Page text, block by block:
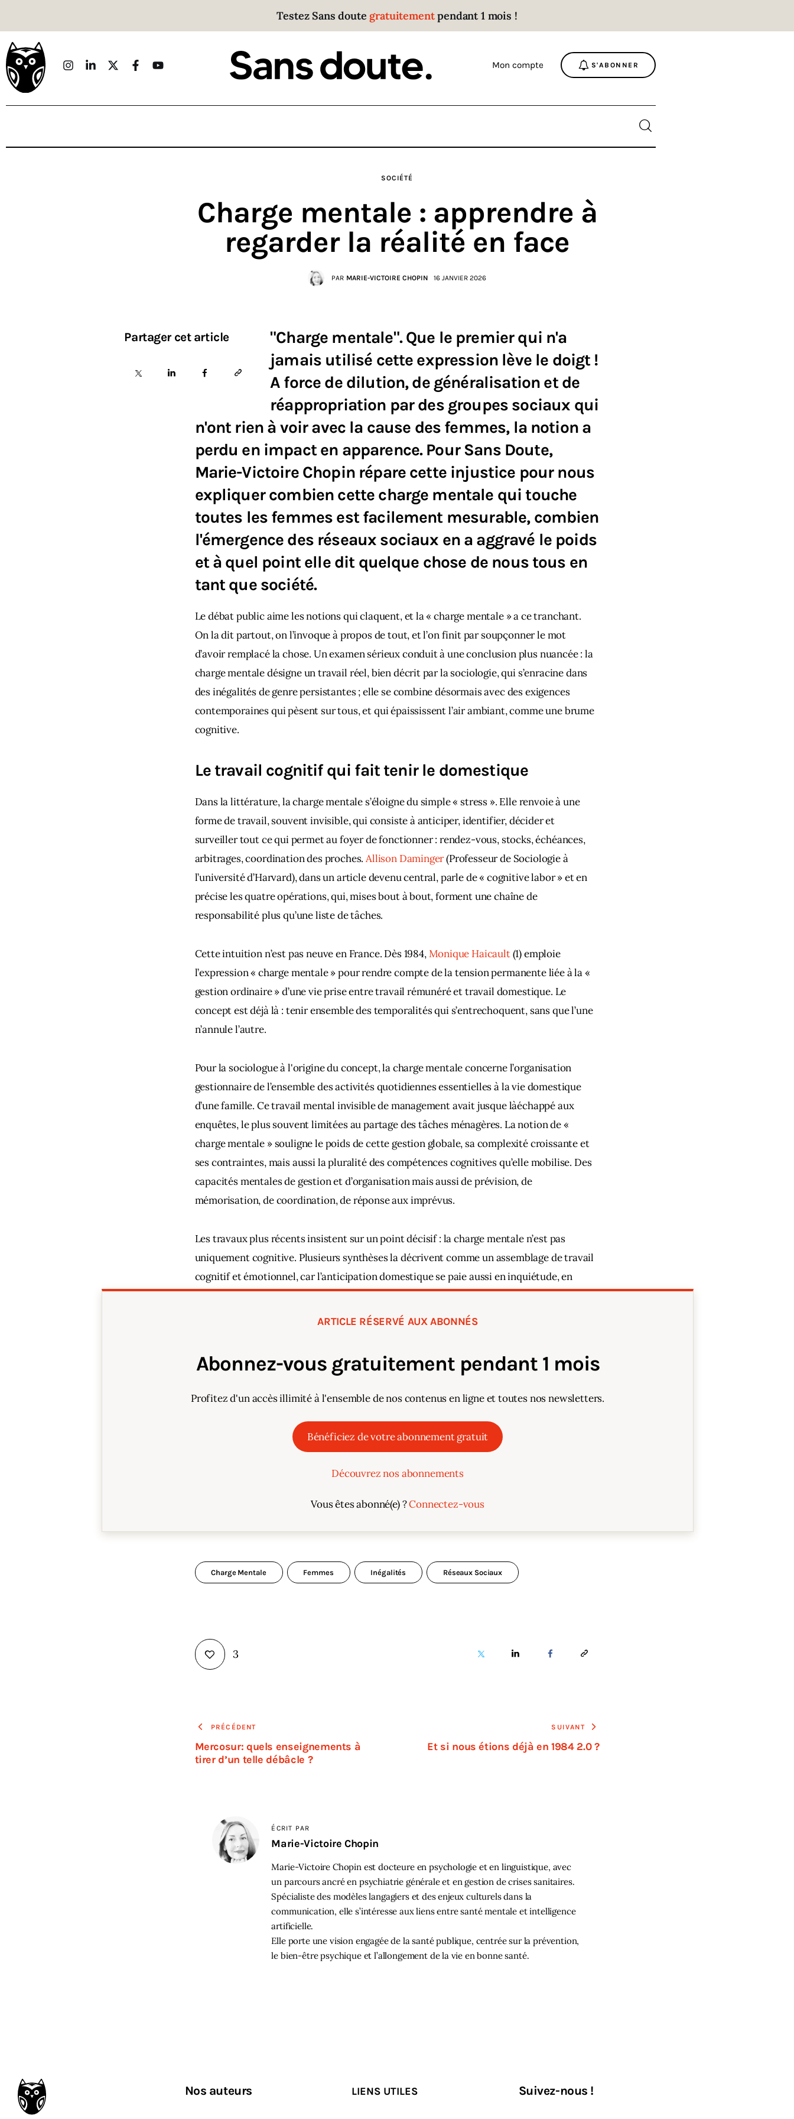
Testez Sans doute gratuitementpendant 1 mois !
Mon compte S'ABONNER
Sans doute
Parce que plus personne n’écoute les gens qui ont
des choses à dire.
Économie
Monde
SOCIÉTÉ
Charge mentale : apprendre à
regarder la réalité en face
PAR MARIE-VICTOIRE CHOPIN 16 JANVIER 2026
Partager cet article
"Charge mentale". Que le premier qui n'a
jamais utilisé cette expression lève le doigt !
A force de dilution, de généralisation et de
réappropriation par des groupes sociaux qui
n'ont rien à voir avec la cause des femmes, la notion a
perdu en impact en apparence. Pour Sans Doute,
Marie-Victoire Chopin répare cette injustice pour nous
expliquer combien cette charge mentale qui touche
toutes les femmes est facilement mesurable, combien
l'émergence des réseaux sociaux en a aggravé le poids
et à quel point elle dit quelque chose de nous tous en
tant que société.
Le débat public aime les notions qui claquent, et la « charge mentale » a ce tranchant.
On la dit partout, on l’invoque à propos de tout, et l’on finit par soupçonner le mot
d’avoir remplacé la chose. Un examen sérieux conduit à une conclusion plus nuancée : la
charge mentale désigne un travail réel, bien décrit par la sociologie, qui s’enracine dans
des inégalités de genre persistantes ; elle se combine désormais avec des exigences
contemporaines qui pèsent sur tous, et qui épaississent l’air ambiant, comme une brume
cognitive.
Le travail cognitif qui fait tenir le domestique
Dans la littérature, la charge mentale s’éloigne du simple « stress ». Elle renvoie à une
forme de travail, souvent invisible, qui consiste à anticiper, identifier, décider et
surveiller tout ce qui permet au foyer de fonctionner : rendez-vous, stocks, échéances,
arbitrages, coordination des proches. Allison Daminger (Professeur de Sociologie à
l’université d’Harvard), dans un article devenu central, parle de « cognitive labor » et en
précise les quatre opérations, qui, mises bout à bout, forment une chaîne de
responsabilité plus qu’une liste de tâches.
Cette intuition n’est pas neuve en France. Dès 1984, Monique Haicault (1) emploie
l’expression « charge mentale » pour rendre compte de la tension permanente liée à la «
gestion ordinaire » d’une vie prise entre travail rémunéré et travail domestique. Le
concept est déjà là : tenir ensemble des temporalités qui s’entrechoquent, sans que l’une
n’annule l’autre.
Pour la sociologue à l'origine du concept, la charge mentale concerne l’organisation
gestionnaire de l’ensemble des activités quotidiennes essentielles à la vie domestique
d’une famille. Ce travail mental invisible de management avait jusque làéchappé aux
enquêtes, le plus souvent limitées au partage des tâches ménagères. La notion de «
charge mentale » souligne le poids de cette gestion globale, sa complexité croissante et
ses contraintes, mais aussi la pluralité des compétences cognitives qu’elle mobilise. Des
capacités mentales de gestion et d’organisation mais aussi de prévision, de
mémorisation, de coordination, de réponse aux imprévus.
Les travaux plus récents insistent sur un point décisif : la charge mentale n’est pas
uniquement cognitive. Plusieurs synthèses la décrivent comme un assemblage de travail
cognitif et émotionnel, car l’anticipation domestique se paie aussi en inquiétude, en
responsabilité affective, en vigilance relationnelle.
ARTICLE RÉSERVÉ AUX ABONNÉS
Abonnez-vous gratuitement pendant 1 mois
Profitez d'un accès illimité à l'ensemble de nos contenus en ligne et toutes nos newsletters.
Bénéficiez de votre abonnement gratuit
Découvrez nos abonnements
Vous êtes abonné(e) ?Connectez-vous
Charge Mentale Femmes Inégalités Réseaux Sociaux
3
PRÉCÉDENT
Mercosur: quels enseignements à
tirer d’un telle débâcle ?
SUIVANT
Et si nous étions déjà en 1984 2.0 ?
ÉCRIT PAR
Marie-Victoire Chopin
Marie-Victoire Chopin est docteure en psychologie et en linguistique, avec
un parcours ancré en psychiatrie générale et en gestion de crises sanitaires.
Spécialiste des modèles langagiers et des enjeux culturels dans la
communication, elle s’intéresse aux liens entre santé mentale et intelligence
artificielle.
Elle porte une vision engagée de la santé publique, centrée sur la prévention,
le bien-être psychique et l’allongement de la vie en bonne santé.
Nos auteurs LIENS UTILES Suivez-nous !